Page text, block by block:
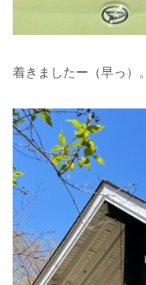
着きましたー（早っ）。